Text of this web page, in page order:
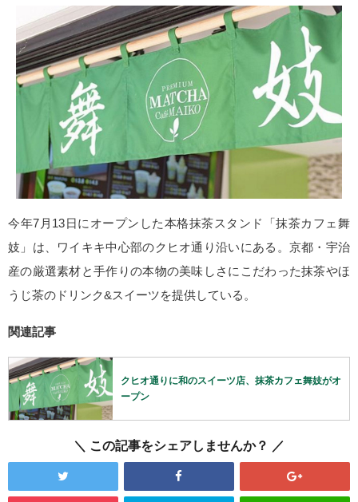
今年7月13日にオープンした本格抹茶スタンド「抹茶カフェ舞
妓」は、ワイキキ中心部のクヒオ通り沿いにある。京都・宇治
産の厳選素材と手作りの本物の美味しさにこだわった抹茶やほ
うじ茶のドリンク&スイーツを提供している。
関連記事
クヒオ通りに和のスイーツ店、抹茶カフェ舞妓がオ
ープン
この記事をシェアしませんか？